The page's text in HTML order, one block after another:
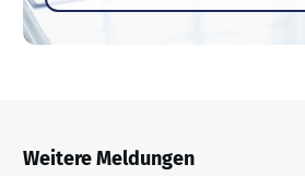
Weitere Meldungen